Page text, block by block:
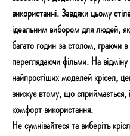
використанні. Завдяки цьому
ідеальним вибором для людей,
багато годин за столом, граючи в
переглядаючи фільми. На відміну
найпростіших моделей крісел,
знижує втому, що сприймається,
комфорт використання.
Не сумнівайтеся та виберіть